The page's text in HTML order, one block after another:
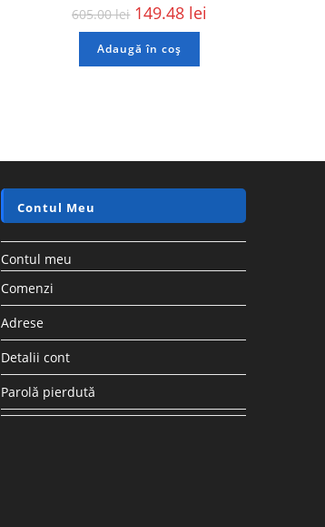
605.00lei 149.48 lei
Adaugă în coș
Contul Meu
Contul meu
Comenzi
Adrese
Detalii cont
Parolă pierdută